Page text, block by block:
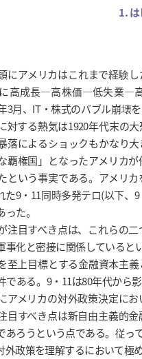
1.
にアメリカはこれまで経験
高成長―高株価―低失業―
3月、IT・株式のバブル崩壊
対する熱気は1920年代末の
落によるショックもかなり
覇権国」となったアメリカ
という事実である。アメリ
た9・11同時多発テロ(以下、
た。
注目すべき点は、これらの
事化と密接に関係していると
至上目標とする金融資本主
である。9・11は80年代から
アメリカの対外政策決定に
目すべき点は新自由主義的
あろうという点である。従っ
外政策を理解するにおいて極